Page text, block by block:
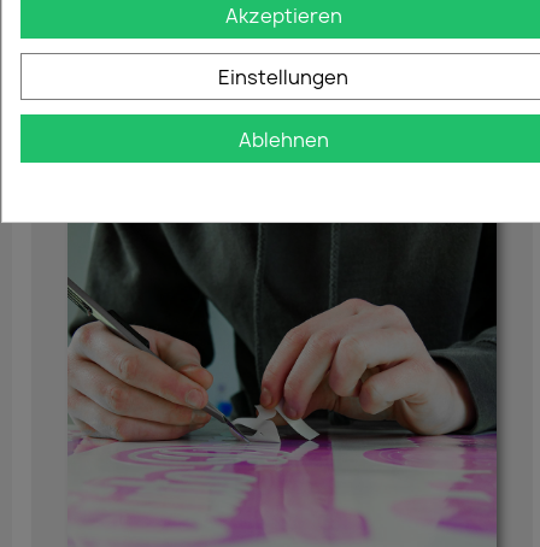
Akzeptieren
Einstellungen
Ablehnen